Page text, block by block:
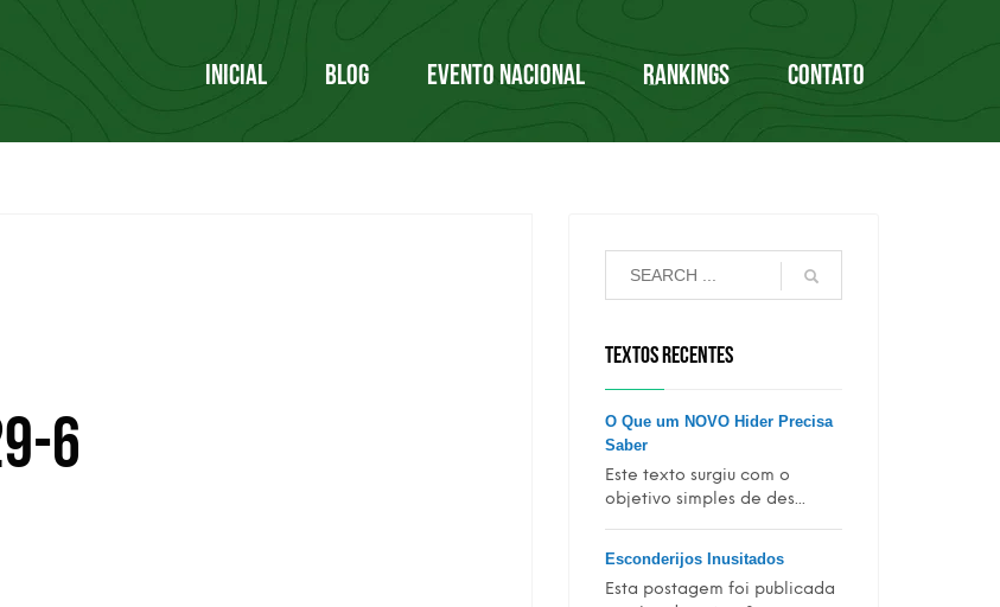
INICIAL BLOG EVENTO NACIONAL RANKINGS CONTATO
6
TEXTOS RECENTES
O Que um NOVO Hider Precisa
Saber
Este texto surgiu com o
objetivo simples de des...
Esconderijos Inusitados
Esta postagem foi publicada